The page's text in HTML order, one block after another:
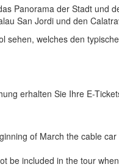
Panorama der Stadt und
San Jordi und den
sehen, welches den
erhalten Sie Ihre E-
of March the cable
be included in the tour